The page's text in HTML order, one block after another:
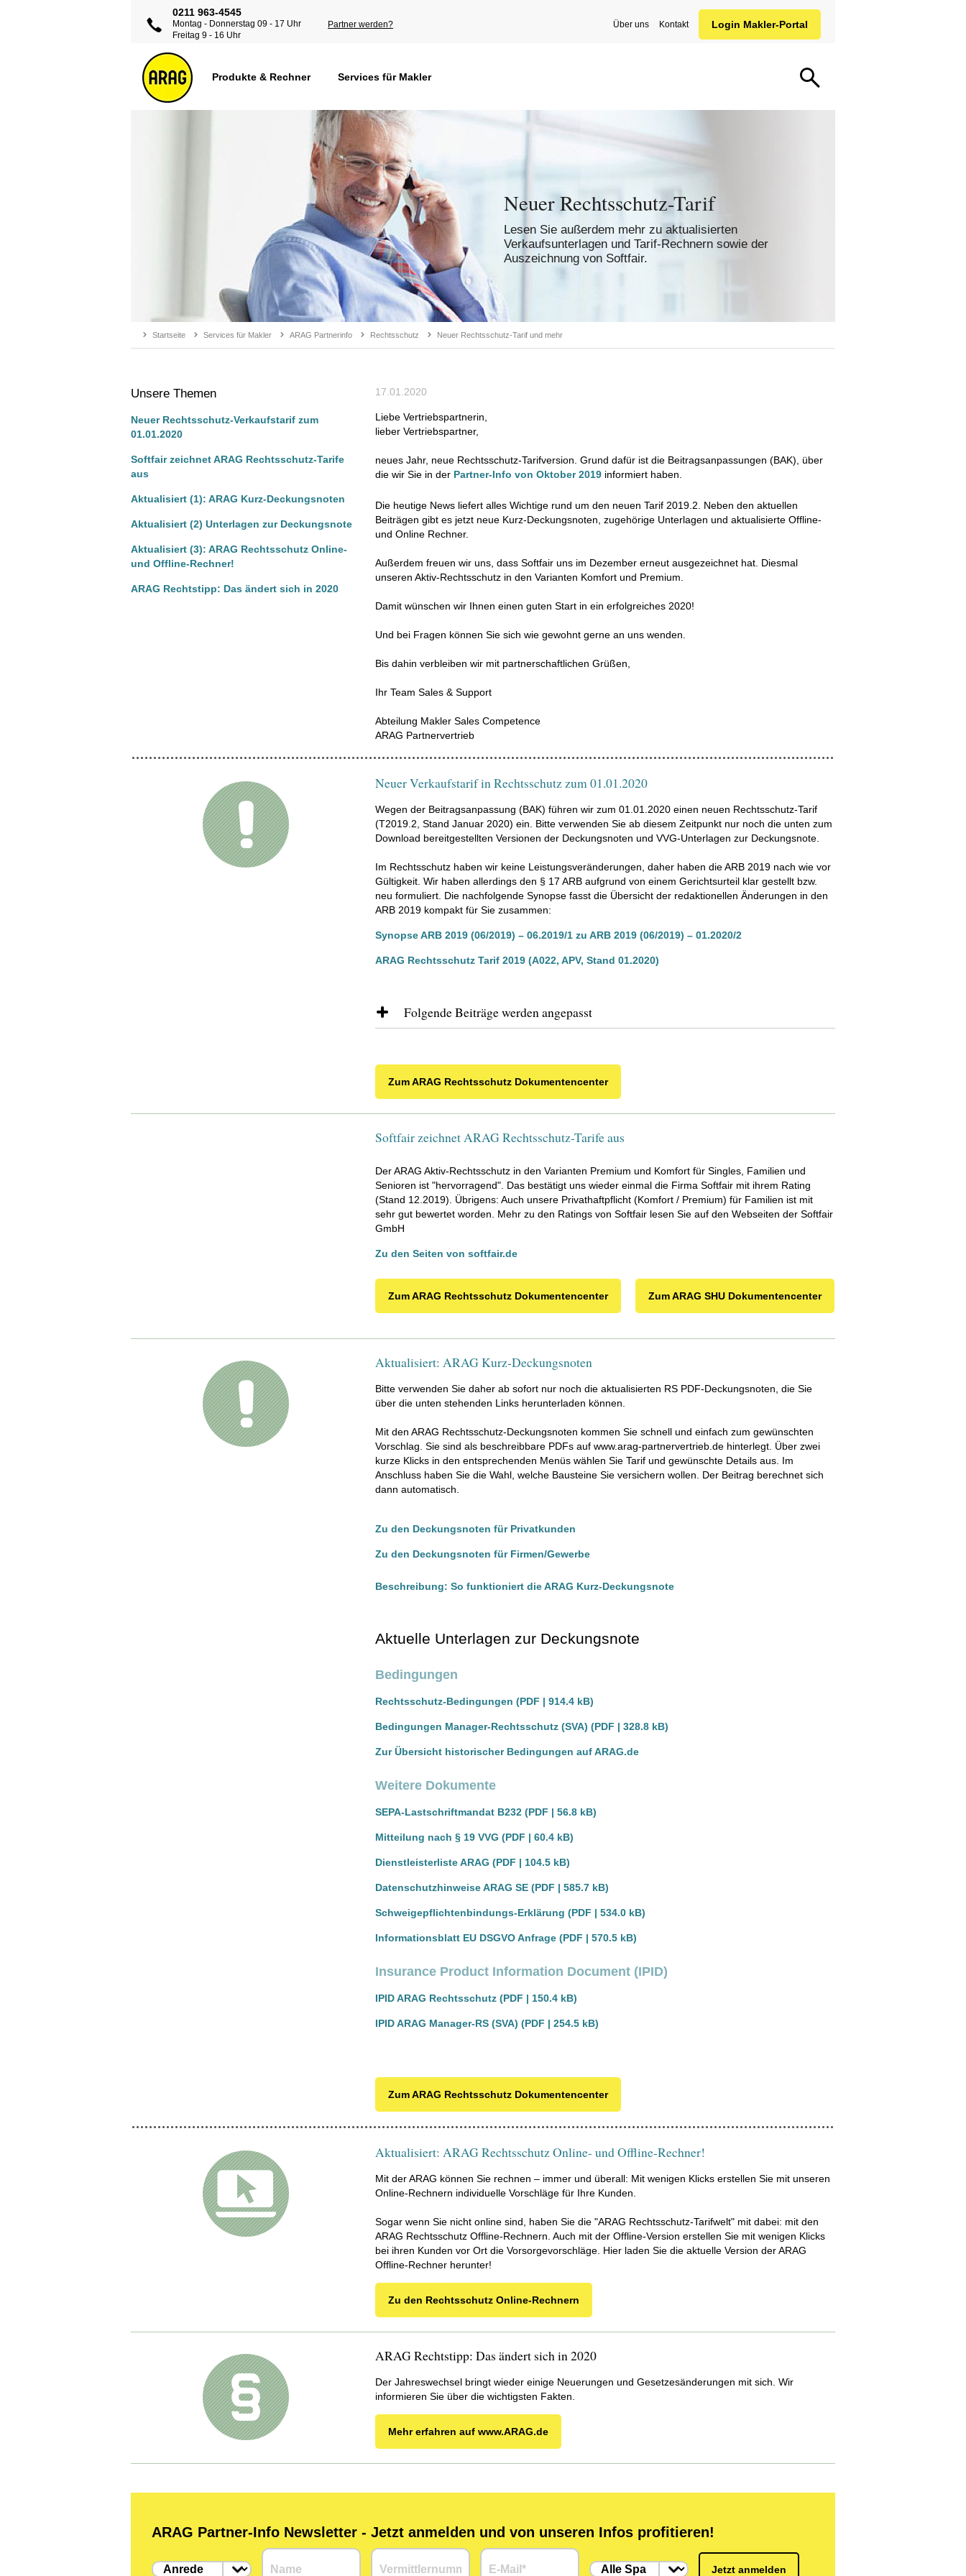
0211 963-4545
Montag - Donnerstag 09 - 17 Uhr
Freitag 9 - 16 Uhr
Partner werden? Über uns Kontakt
Produkte & Rechner Services für Makler
Startseite Services für Makler ARAG Partnerinfo Rechtsschutz Neuer Rechtsschutz-Tarif und mehr
Neuer Rechtsschutz-Tarif
Lesen Sie außerdem mehr zu aktualisierten
Verkaufsunterlagen und Tarif-Rechnern sowie der
Auszeichnung von Softfair.
Unsere Themen
Neuer Rechtsschutz-Verkaufstarif zum
01.01.2020
Softfair zeichnet ARAG Rechtsschutz-Tarife
aus
Aktualisiert (1): ARAG Kurz-Deckungsnoten
Aktualisiert (2) Unterlagen zur Deckungsnote
Aktualisiert (3): ARAG Rechtsschutz Online-
und Offline-Rechner!
ARAG Rechtstipp: Das ändert sich in 2020
17.01.2020
Liebe Vertriebspartnerin,
lieber Vertriebspartner,
neues Jahr, neue Rechtsschutz-Tarifversion. Grund dafür ist die Beitragsanpassungen (BAK), über
die wir Sie in der Partner-Info von Oktober 2019 informiert haben.
Die heutige News liefert alles Wichtige rund um den neuen Tarif 2019.2. Neben den aktuellen
Beiträgen gibt es jetzt neue Kurz-Deckungsnoten, zugehörige Unterlagen und aktualisierte Offline-
und Online Rechner.
Außerdem freuen wir uns, dass Softfair uns im Dezember erneut ausgezeichnet hat. Diesmal
unseren Aktiv-Rechtsschutz in den Varianten Komfort und Premium.
Damit wünschen wir Ihnen einen guten Start in ein erfolgreiches 2020!
Und bei Fragen können Sie sich wie gewohnt gerne an uns wenden.
Bis dahin verbleiben wir mit partnerschaftlichen Grüßen,
Ihr Team Sales & Support
Abteilung Makler Sales Competence
ARAG Partnervertrieb
Neuer Verkaufstarif in Rechtsschutz zum 01.01.2020
Wegen der Beitragsanpassung (BAK) führen wir zum 01.01.2020 einen neuen Rechtsschutz-Tarif
(T2019.2, Stand Januar 2020) ein. Bitte verwenden Sie ab diesem Zeitpunkt nur noch die unten zum
Download bereitgestellten Versionen der Deckungsnoten und VVG-Unterlagen zur Deckungsnote.
Im Rechtsschutz haben wir keine Leistungsveränderungen, daher haben die ARB 2019 nach wie vor
Gültigkeit. Wir haben allerdings den § 17 ARB aufgrund von einem Gerichtsurteil klar gestellt bzw.
neu formuliert. Die nachfolgende Synopse fasst die Übersicht der redaktionellen Änderungen in den
ARB 2019 kompakt für Sie zusammen:
Synopse ARB 2019 (06/2019) – 06.2019/1 zu ARB 2019 (06/2019) – 01.2020/2
ARAG Rechtsschutz Tarif 2019 (A022, APV, Stand 01.2020)
Folgende Beiträge werden angepasst
- Basis / Komfort / Premium
- kein Fahrzeug / mehr als 1 Fahrzeug
- mit / ohne Selbstbeteiligung
- Basis / Komfort / Premium
- mit / ohne Selbstbeteiligung
Firmen-Fahrer-RS um 7,5%
Aktiv-RS Verkehr für Selbstständige um 7,5%
- Basis / Komfort / Premium
Aktiv-RS für Selbstständige um 5,0%
- Basis / Komfort / Premium
Zum ARAG Rechtsschutz Dokumentencenter
Softfair zeichnet ARAG Rechtsschutz-Tarife aus
Der ARAG Aktiv-Rechtsschutz in den Varianten Premium und Komfort für Singles, Familien und
Senioren ist "hervorragend". Das bestätigt uns wieder einmal die Firma Softfair mit ihrem Rating
(Stand 12.2019). Übrigens: Auch unsere Privathaftpflicht (Komfort / Premium) für Familien ist mit
sehr gut bewertet worden. Mehr zu den Ratings von Softfair lesen Sie auf den Webseiten der Softfair
GmbH
Zu den Seiten von softfair.de
Zum ARAG Rechtsschutz Dokumentencenter Zum ARAG SHU Dokumentencenter
Aktualisiert: ARAG Kurz-Deckungsnoten
Bitte verwenden Sie daher ab sofort nur noch die aktualisierten RS PDF-Deckungsnoten, die Sie
über die unten stehenden Links herunterladen können.
Mit den ARAG Rechtsschutz-Deckungsnoten kommen Sie schnell und einfach zum gewünschten
Vorschlag. Sie sind als beschreibbare PDFs auf www.arag-partnervertrieb.de hinterlegt. Über zwei
kurze Klicks in den entsprechenden Menüs wählen Sie Tarif und gewünschte Details aus. Im
Anschluss haben Sie die Wahl, welche Bausteine Sie versichern wollen. Der Beitrag berechnet sich
dann automatisch.
Zu den Deckungsnoten für Privatkunden
Zu den Deckungsnoten für Firmen/Gewerbe
Beschreibung: So funktioniert die ARAG Kurz-Deckungsnote
Aktuelle Unterlagen zur Deckungsnote
Bedingungen
Rechtsschutz-Bedingungen (PDF | 914.4 kB)
Bedingungen Manager-Rechtsschutz (SVA) (PDF | 328.8 kB)
Zur Übersicht historischer Bedingungen auf ARAG.de
Weitere Dokumente
SEPA-Lastschriftmandat B232 (PDF | 56.8 kB)
Mitteilung nach § 19 VVG (PDF | 60.4 kB)
Dienstleisterliste ARAG (PDF | 104.5 kB)
Datenschutzhinweise ARAG SE (PDF | 585.7 kB)
Schweigepflichtenbindungs-Erklärung (PDF | 534.0 kB)
Informationsblatt EU DSGVO Anfrage (PDF | 570.5 kB)
Insurance Product Information Document (IPID)
IPID ARAG Rechtsschutz (PDF | 150.4 kB)
IPID ARAG Manager-RS (SVA) (PDF | 254.5 kB)
Zum ARAG Rechtsschutz Dokumentencenter
Aktualisiert: ARAG Rechtsschutz Online- und Offline-Rechner!
Mit der ARAG können Sie rechnen – immer und überall: Mit wenigen Klicks erstellen Sie mit unseren
Online-Rechnern individuelle Vorschläge für Ihre Kunden.
Sogar wenn Sie nicht online sind, haben Sie die "ARAG Rechtsschutz-Tarifwelt" mit dabei: mit den
ARAG Rechtsschutz Offline-Rechnern. Auch mit der Offline-Version erstellen Sie mit wenigen Klicks
bei ihren Kunden vor Ort die Vorsorgevorschläge. Hier laden Sie die aktuelle Version der ARAG
Offline-Rechner herunter!
Zu den Rechtsschutz Online-Rechnern
ARAG Rechtstipp: Das ändert sich in 2020
Der Jahreswechsel bringt wieder einige Neuerungen und Gesetzesänderungen mit sich. Wir
informieren Sie über die wichtigsten Fakten.
Mehr erfahren auf www.ARAG.de
ARAG Partner-Info Newsletter - Jetzt anmelden und von unseren Infos profitieren!
Jetzt anmelden